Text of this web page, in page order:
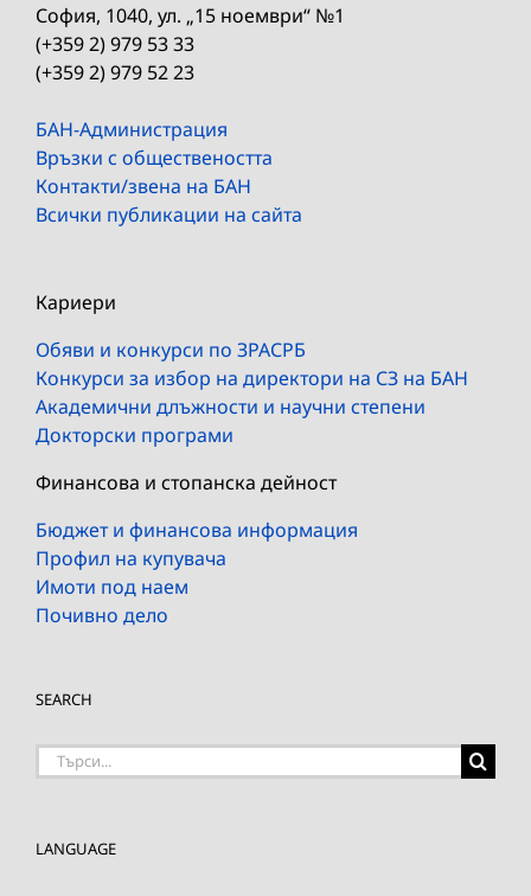
София, 1040, ул. „15 ноември“ №1
(+359 2) 979 53 33
(+359 2) 979 52 23
БАН-Администрация
Връзки с обществеността
Контакти/звена на БАН
Всички публикации на сайта
Кариери
Обяви и конкурси по ЗРАСРБ
Конкурси за избор на директори на СЗ на БАН
Академични длъжности и научни степени
Докторски програми
Финансова и стопанска дейност
Бюджет и финансова информация
Профил на купувача
Имоти под наем
Почивно дело
SEARCH
Търсене
LANGUAGE